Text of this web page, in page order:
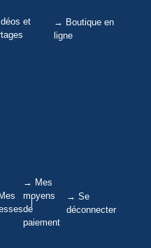
et
→ Boutique en
ligne
→ Mes
moyens
de
paiement
→ Se
déconnecter